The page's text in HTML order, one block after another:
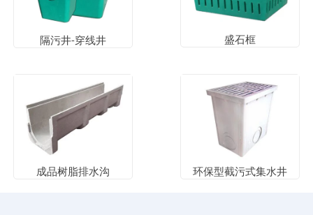
隔污井-穿线井 盛石框
成品树脂排水沟 环保型截污式集水井